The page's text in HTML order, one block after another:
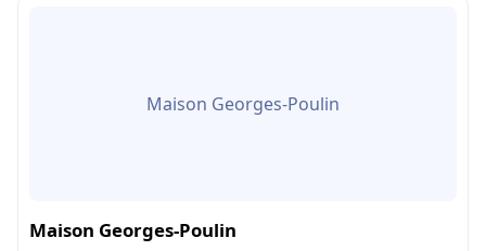
Maison Georges-Poulin
Maison Georges-Poulin